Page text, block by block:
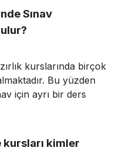
Sınav
kurslarında birçok
Bu yüzden
için ayrı bir ders
kursları kimler